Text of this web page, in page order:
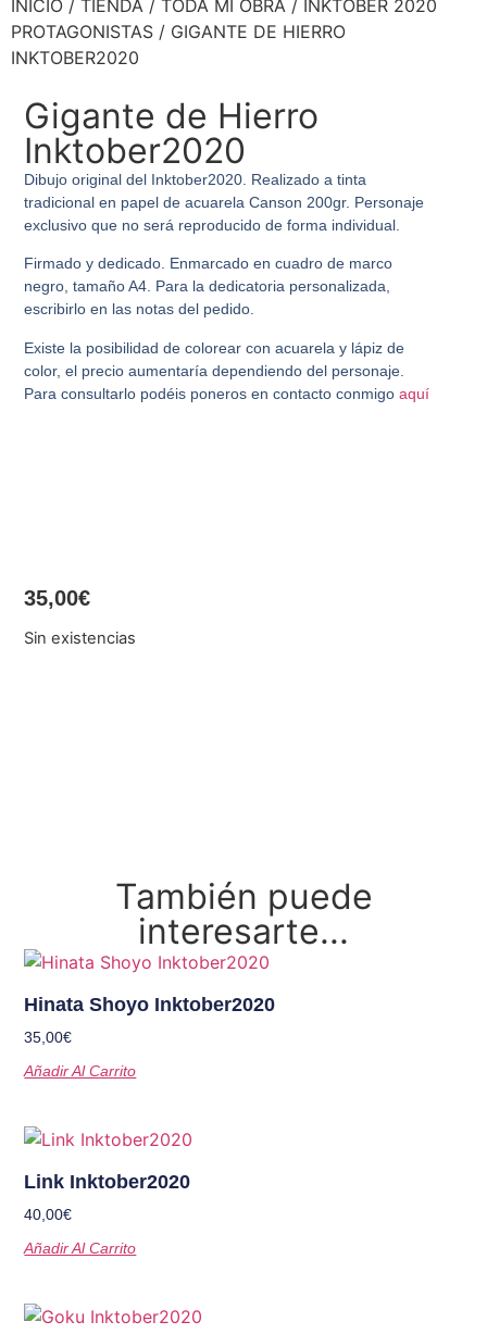
INICIO / TIENDA / TODA MI OBRA / INKTOBER 2020
PROTAGONISTAS / GIGANTE DE HIERRO
INKTOBER2020
Gigante de Hierro
Inktober2020
Dibujo original del Inktober2020. Realizado a tinta
tradicional en papel de acuarela Canson 200gr. Personaje
exclusivo que no será reproducido de forma individual.
Firmado y dedicado. Enmarcado en cuadro de marco
negro, tamaño A4. Para la dedicatoria personalizada,
escribirlo en las notas del pedido.
Existe la posibilidad de colorear con acuarela y lápiz de
color, el precio aumentaría dependiendo del personaje.
Para consultarlo podéis poneros en contacto conmigoaquí
35,00€
Sin existencias
También puede
interesarte...
Hinata Shoyo Inktober2020
35,00€
Añadir Al Carrito
Link Inktober2020
40,00€
Añadir Al Carrito